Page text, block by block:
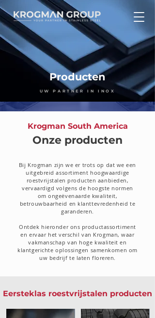
Producten
UW PARTNER IN INOX
Krogman South America
Onze producten
Bij Krogman zijn we er trots op dat we een
uitgebreid assortiment hoogwaardige
roestvrijstalen producten aanbieden,
vervaardigd volgens de hoogste normen
om ongeëvenaarde kwaliteit,
betrouwbaarheid en klanttevredenheid te
garanderen.
Ontdek hieronder ons productassortiment
en ervaar het verschil van Krogman, waar
vakmanschap van hoge kwaliteit en
klantgerichte oplossingen samenkomen om
uw bedrijf te laten floreren.
Eersteklas roestvrijstalen producten